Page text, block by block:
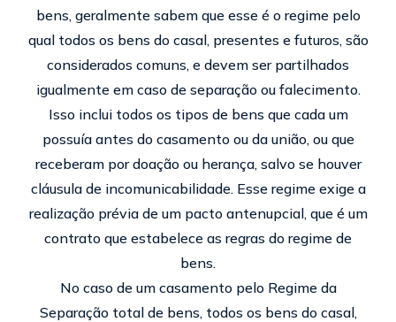
bens, geralmente sabem que esse é o regime pelo
qual todos os bens do casal, presentes e futuros, são
considerados comuns, e devem ser partilhados
igualmente em caso de separação ou falecimento.
Isso inclui todos os tipos de bens que cada um
possuía antes do casamento ou da união, ou que
receberam por doação ou herança, salvo se houver
cláusula de incomunicabilidade. Esse regime exige a
realização prévia de um pacto antenupcial, que é um
contrato que estabelece as regras do regime de
bens.
No caso de um casamento pelo Regime da
Separação total de bens, todos os bens do casal,